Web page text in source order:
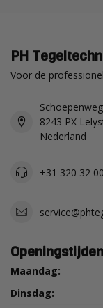
PH
Voor de
8243 PX
Nederland
+31 320 32
Openingstijden
Maandag:
Dinsdag: